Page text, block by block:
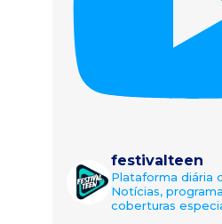
festivalteen
Plataforma diária
Notícias,
coberturas